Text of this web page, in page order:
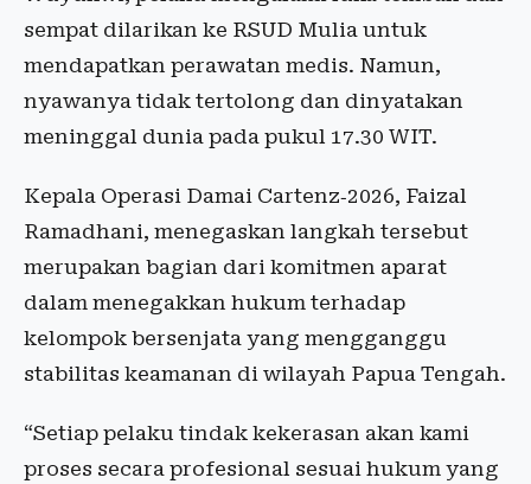
sempat dilarikan ke RSUD Mulia untuk
mendapatkan perawatan medis. Namun,
nyawanya tidak tertolong dan dinyatakan
meninggal dunia pada pukul 17.30 WIT.
Kepala Operasi Damai Cartenz‑2026, Faizal
Ramadhani, menegaskan langkah tersebut
merupakan bagian dari komitmen aparat
dalam menegakkan hukum terhadap
kelompok bersenjata yang mengganggu
stabilitas keamanan di wilayah Papua Tengah.
“Setiap pelaku tindak kekerasan akan kami
proses secara profesional sesuai hukum yang